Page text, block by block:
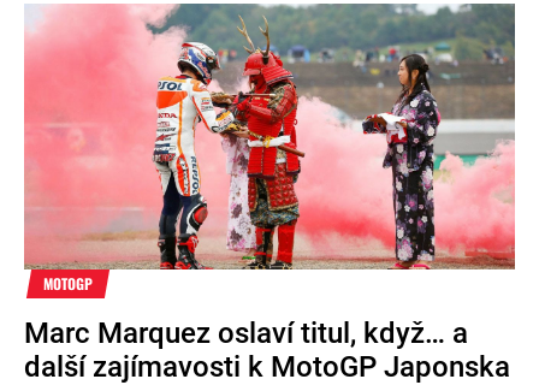
MOTOGP
Marc Marquez oslaví titul, když… a
další zajímavosti k MotoGP Japonska